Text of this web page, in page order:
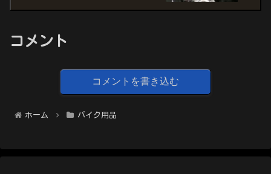
コメント
コメントを書き込む
ホーム バイク用品